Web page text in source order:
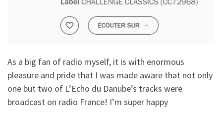
As a big fan of radio myself, it is with enormous
pleasure and pride that I was made aware that not only
one but two of L’Echo du Danube’s tracks were
broadcast on radio France! I’m super happy